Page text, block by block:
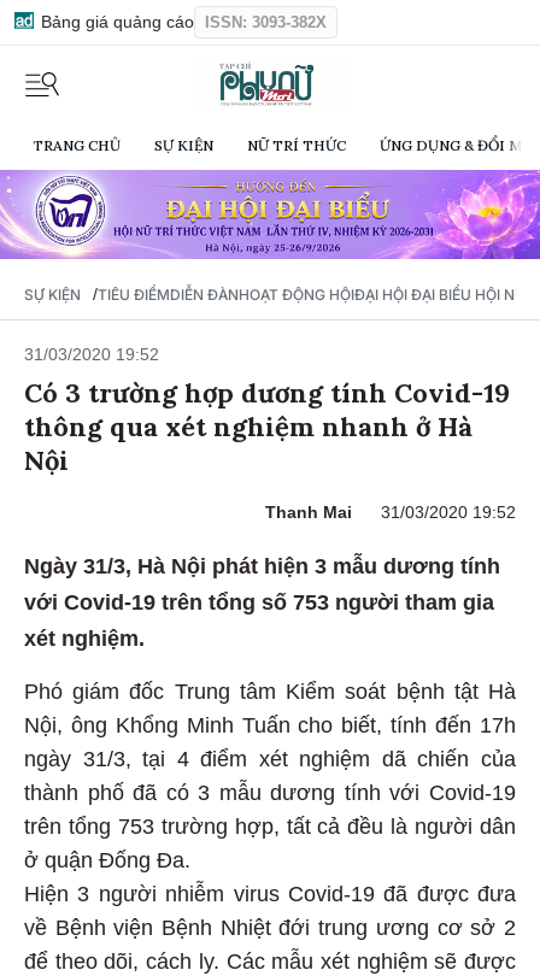
Bảng giá quảng cáo ISSN: 3093-382X
TRANG CHỦ SỰ KIỆN NỮ TRÍ THỨC ỨNG DỤNG & ĐỔI
SỰ KIỆN /TIÊU ĐIỂMDIỄN ĐÀNHOẠT ĐỘNG HỘIĐẠI HỘI ĐẠI BIỂU HỘI NỮ
31/03/2020 19:52
Có 3 trường hợp dương tính Covid-19
thông qua xét nghiệm nhanh ở Hà
Nội
Thanh Mai 31/03/2020 19:52
Ngày 31/3, Hà Nội phát hiện 3 mẫu dương tính
với Covid-19 trên tổng số 753 người tham gia
xét nghiệm.
Phó giám đốc Trung tâm Kiểm soát bệnh tật Hà
Nội, ông Khổng Minh Tuấn cho biết, tính đến 17h
ngày 31/3, tại 4 điểm xét nghiệm dã chiến của
thành phố đã có 3 mẫu dương tính với Covid-19
trên tổng 753 trường hợp, tất cả đều là người dân
ở quận Đống Đa.
Hiện 3 người nhiễm virus Covid-19 đã được đưa
về Bệnh viện Bệnh Nhiệt đới trung ương cơ sở 2
để theo dõi, cách ly. Các mẫu xét nghiệm sẽ được